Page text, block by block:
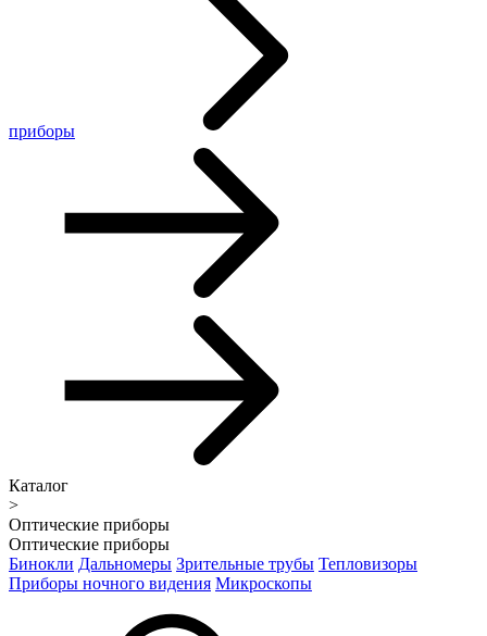
приборы
Каталог
>
Оптические приборы
Оптические приборы
Бинокли Дальномеры Зрительные трубы Тепловизоры
Приборы ночного видения Микроскопы